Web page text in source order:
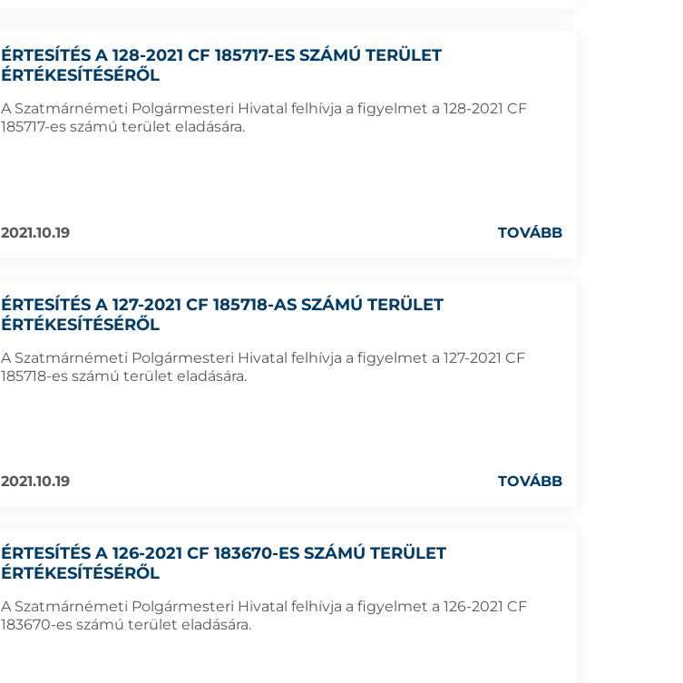
ÉRTESÍTÉS A 128-2021 CF 185717-ES SZÁMÚ TERÜLET
ÉRTÉKESÍTÉSÉRŐL
A Szatmárnémeti Polgármesteri Hivatal felhívja a figyelmet a 128-2021 CF
185717-es számú terület eladására.
2021.10.19 TOVÁBB
ÉRTESÍTÉS A 127-2021 CF 185718-AS SZÁMÚ TERÜLET
ÉRTÉKESÍTÉSÉRŐL
A Szatmárnémeti Polgármesteri Hivatal felhívja a figyelmet a 127-2021 CF
185718-es számú terület eladására.
2021.10.19 TOVÁBB
ÉRTESÍTÉS A 126-2021 CF 183670-ES SZÁMÚ TERÜLET
ÉRTÉKESÍTÉSÉRŐL
A Szatmárnémeti Polgármesteri Hivatal felhívja a figyelmet a 126-2021 CF
183670-es számú terület eladására.